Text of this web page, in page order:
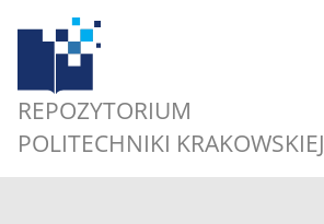
REPOZYTORIUM
POLITECHNIKI KRAKOWSKIEJ